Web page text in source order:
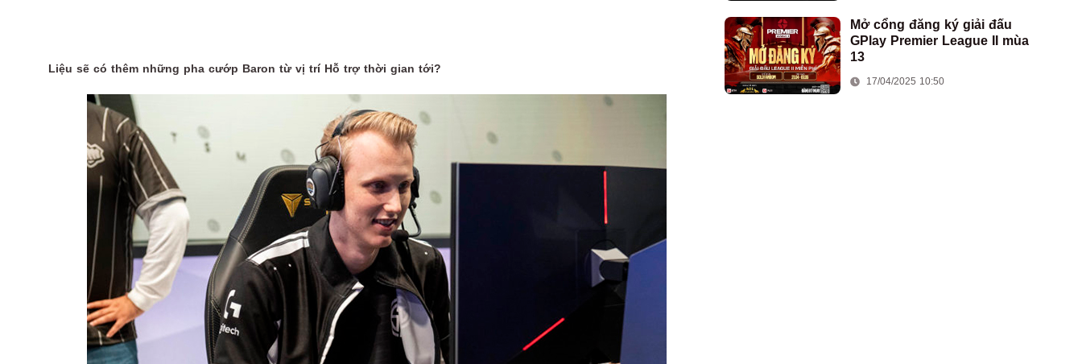
Liệu sẽ có thêm những pha cướp Baron từ vị trí Hỗ trợ thời gian tới?
Mở cổng đăng ký giải đấu
GPlay Premier League II mùa
13
17/04/2025 10:50